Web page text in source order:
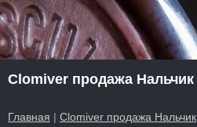
Clomiver продажа Нальчик
Главная | Clomiver продажа Нальчик